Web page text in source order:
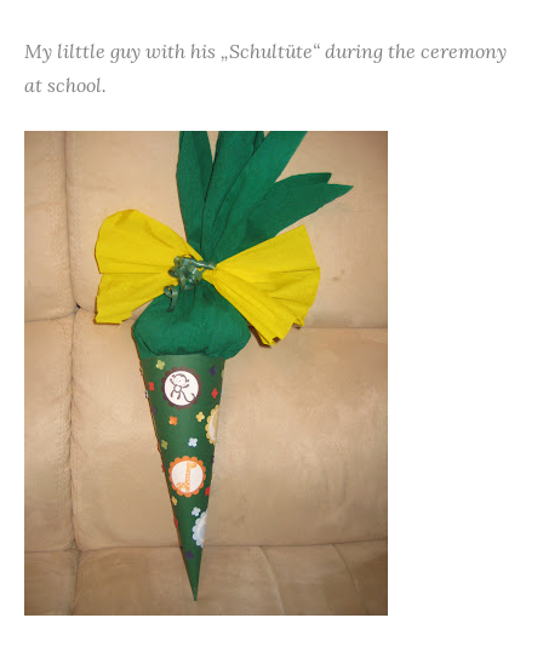
My lilttle guy with his „Schultüte“ during the ceremony
at school.